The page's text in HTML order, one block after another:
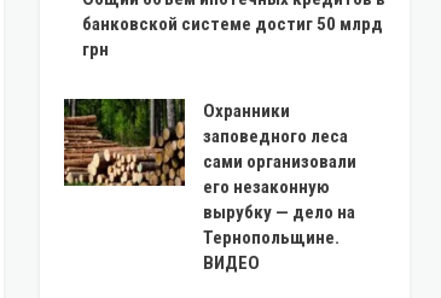
банковской системе достиг 50 млрд
грн
Охранники
заповедного леса
сами организовали
его незаконную
вырубку — дело на
Тернопольщине.
ВИДЕО